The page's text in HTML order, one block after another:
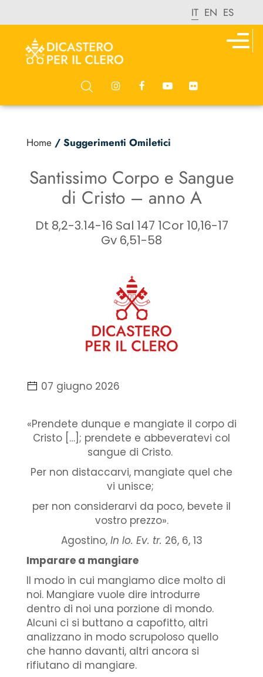
IT EN ES
Home / Suggerimenti Omiletici
Santissimo Corpo e Sangue
di Cristo – anno A
Dt 8,2-3.14-16 Sal 147 1Cor 10,16-17
Gv 6,51-58
07 giugno 2026
«Prendete dunque e mangiate il corpo di
Cristo […]; prendete e abbeveratevi col
sangue di Cristo.
Per non distaccarvi, mangiate quel che
vi unisce;
per non considerarvi da poco, bevete il
vostro prezzo».
Agostino, In Io. Ev. tr. 26, 6, 13
Imparare a mangiare
Il modo in cui mangiamo dice molto di
noi. Mangiare vuole dire introdurre
dentro di noi una porzione di mondo.
Alcuni ci si buttano a capofitto, altri
analizzano in modo scrupoloso quello
che hanno davanti, altri ancora si
rifiutano di mangiare.